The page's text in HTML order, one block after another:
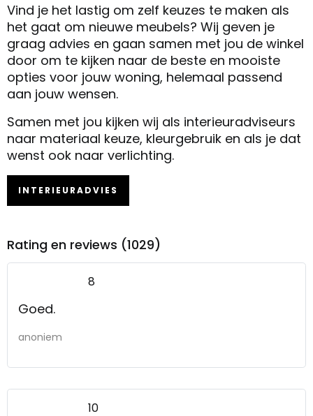
Vind je het lastig om zelf keuzes te maken als
het gaat om nieuwe meubels? Wij geven je
graag advies en gaan samen met jou de winkel
door om te kijken naar de beste en mooiste
opties voor jouw woning, helemaal passend
aan jouw wensen.
Samen met jou kijken wij als interieuradviseurs
naar materiaal keuze, kleurgebruik en als je dat
wenst ook naar verlichting.
INTERIEURADVIES
Rating en reviews (1029)
8
Goed.
anoniem
10